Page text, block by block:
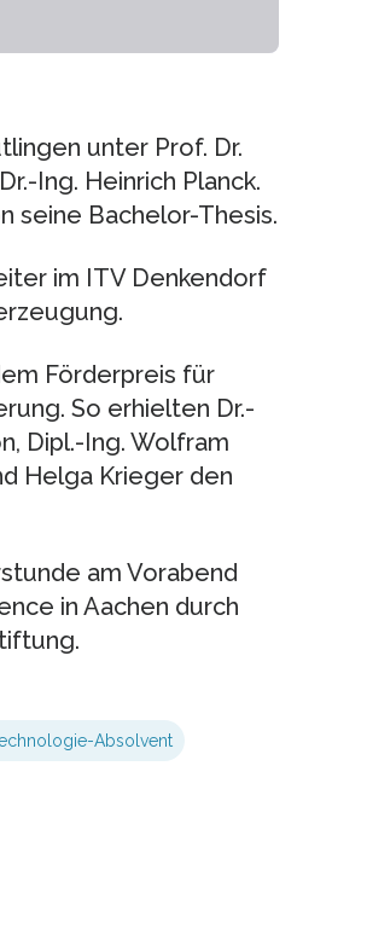
unter Prof. Dr.
Ing. Heinrich Planck.
seine Bachelor-Thesis.
im ITV Denkendorf
Förderpreis für
So erhielten Dr.-
Dipl.-Ing. Wolfram
Helga Krieger den
am Vorabend
in Aachen durch
Absolvent